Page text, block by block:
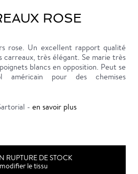
ROSE
rose. Un excellent rapport qualité
très élégant. Se marie très
blancs en opposition. Peut se
pour des chemises
- en savoir plus
RUPTURE DE STOCK
modifier le tissu